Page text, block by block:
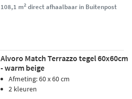
108,1 m2direct afhaalbaar in Buitenpost
Alvoro Match Terrazzo tegel 60x60cm
- warm beige
Afmeting: 60 x 60 cm
2 kleuren